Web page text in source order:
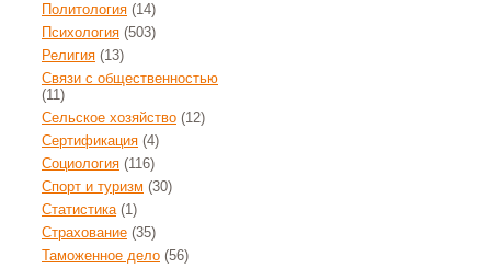
Политология (14)
Психология (503)
Религия (13)
Связи с общественностью
(11)
Сельское хозяйство (12)
Сертификация (4)
Социология (116)
Спорт и туризм (30)
Статистика(1)
Страхование (35)
Таможенное дело (56)